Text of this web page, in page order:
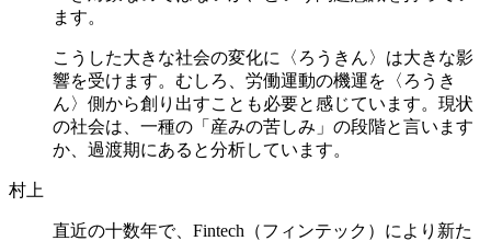
ます。
こうした大きな社会の変化に〈ろうきん〉は大きな影
響を受けます。むしろ、労働運動の機運を〈ろうき
ん〉側から創り出すことも必要と感じています。現状
の社会は、一種の「産みの苦しみ」の段階と言います
か、過渡期にあると分析しています。
村上
直近の十数年で、Fintech（フィンテック）により新た